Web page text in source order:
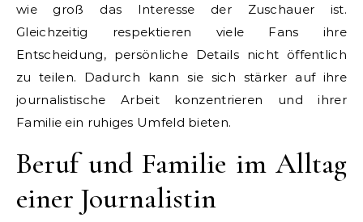
wie groß das Interesse der Zuschauer ist.
Gleichzeitig respektieren viele Fans ihre
Entscheidung, persönliche Details nicht öffentlich
zu teilen. Dadurch kann sie sich stärker auf ihre
journalistische Arbeit konzentrieren und ihrer
Familie ein ruhiges Umfeld bieten.
Beruf und Familie im Alltag
einer Journalistin